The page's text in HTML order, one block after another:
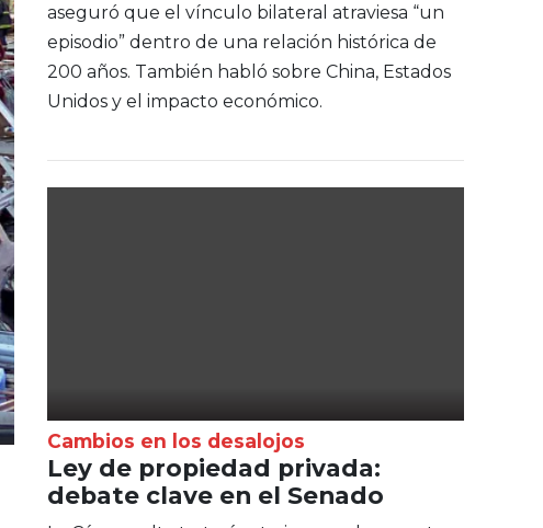
aseguró que el vínculo bilateral atraviesa “un
episodio” dentro de una relación histórica de
200 años. También habló sobre China, Estados
Unidos y el impacto económico.
Cambios en los desalojos
Ley de propiedad privada:
debate clave en el Senado